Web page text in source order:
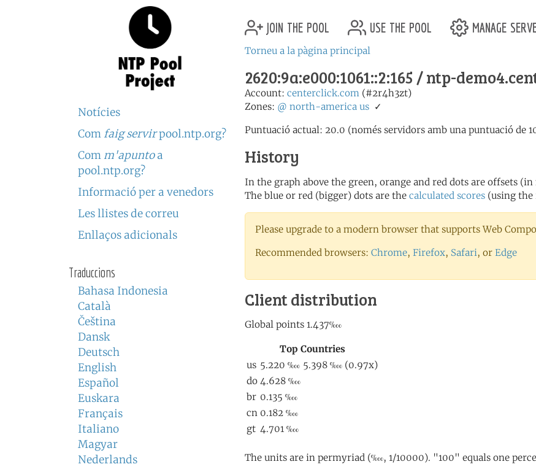
Notícies
Com faig servirpool.ntp.org?
Com m'apuntoa
pool.ntp.org?
Informació per a venedors
Les llistes de correu
Enllaços adicionals
Traduccions
Bahasa Indonesia
Català
Čeština
Dansk
Deutsch
English
Español
Euskara
Français
Italiano
Magyar
Nederlands
join the pool use the pool manage
Torneu a la pàgina principal
2620:9a:e000:1061::2:165 / ntp-
Account: centerclick.com (#2r4h3zt)
Zones: @ north-america us ✓
Puntuació actual: 20.0 (només servidors amb una puntuació de
History
In the graph above the green, orange and red dots are offsets
The blue or red (bigger) dots are the calculated scores (using
Please upgrade to a modern browser that supports Web
Recommended browsers: Chrome, Firefox, Safari, or Edge
Client distribution
The units are in permyriad (‱, 1/10000). "100" equals one